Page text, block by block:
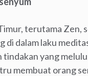
terutama Zen,
di dalam laku
tindakan yang
membuat orang